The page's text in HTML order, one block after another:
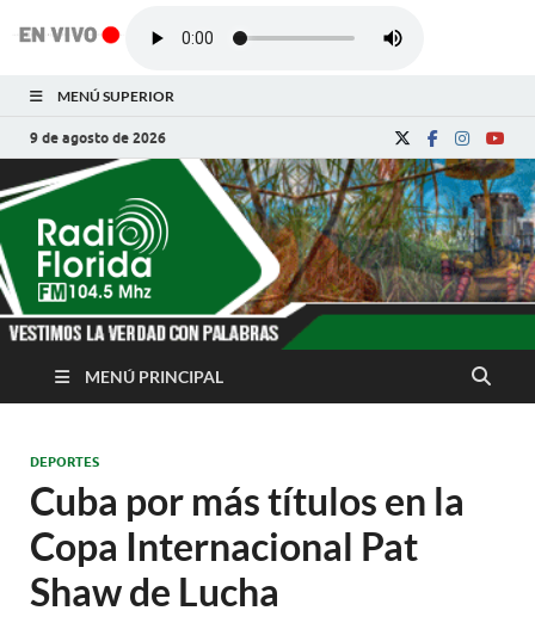
MENÚ SUPERIOR
9 de agosto de 2026
Radio Florida de
Cuba
Noticias y Actualidades de Florida, Camagüey,
MENÚ PRINCIPAL
DEPORTES
Cuba por más títulos en la
Copa Internacional Pat
Shaw de Lucha